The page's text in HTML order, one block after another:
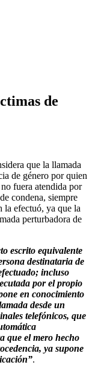
de
que la llamada
de género por quien
fuera atendida por
condena, siempre
la efectuó, ya que la
perturbadora de
escrito equivalente
destinataria de
incluso
por el propio
en conocimiento
desde un
telefónicos, que
que el mero hecho
ya supone
.